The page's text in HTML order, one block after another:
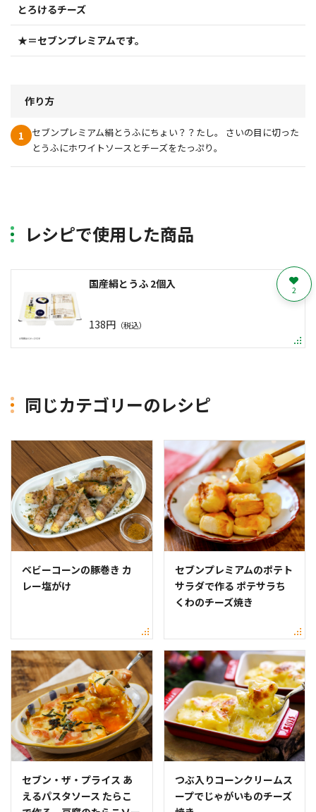
とろけるチーズ
★＝セブンプレミアムです。
作り方
1
セブンプレミアム絹とうふにちょい？？たし。 さいの目に切った
とうふにホワイトソースとチーズをたっぷり。
レシピで使用した商品
国産絹とうふ 2個入
138円 （税込）
2
同じカテゴリーのレシピ
ベビーコーンの豚巻き カ
レー塩がけ
セブンプレミアムのポテト
サラダで作る ポテサラち
くわのチーズ焼き
セブン・ザ・プライス あ
えるパスタソース たらこ
つぶ入りコーンクリームス
ープでじゃがいものチーズ